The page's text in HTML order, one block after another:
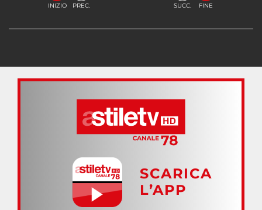
INIZIO PREC. SUCC. FINE
SCARICA
L’APP